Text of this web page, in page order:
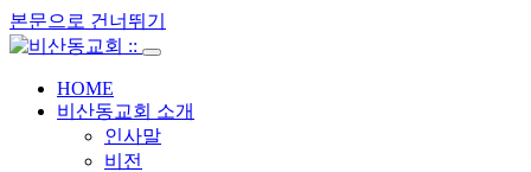
본문으로 건너뛰기
HOME
비산동교회 소개
인사말
비전